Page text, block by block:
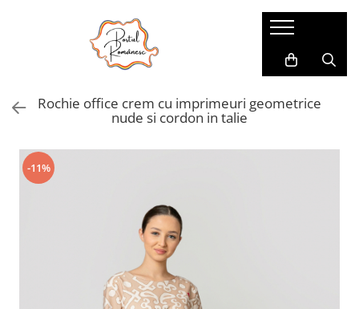
Pijamale Dama Marimi Mari
Pijamale Baieti
Pijamale Fetite
Imbracaminte copii
Imbracaminte Baieti
Rochie office crem cu imprimeuri geometrice
nude si cordon in talie
-11%